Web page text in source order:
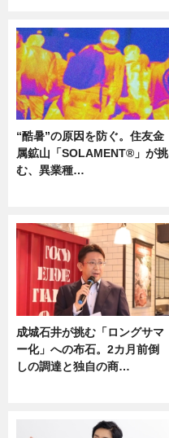
“酷暑”の原因を防ぐ。住友金
属鉱山「SOLAMENT®」が挑
む、異業種…
成城石井が挑む「ロングサマ
ー化」への布石。2カ月前倒
しの調達と独自の商…